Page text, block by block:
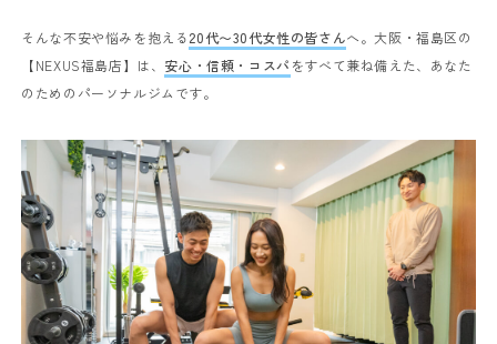
そんな不安や悩みを抱える20代〜30代女性の皆さんへ。大阪・福島区の
【NEXUS福島店】は、 安心・信頼・コスパ をすべて兼ね備えた、あなた
のためのパーソナルジムです。